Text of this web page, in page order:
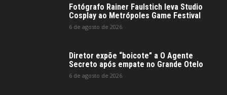
Fotógrafo Rainer Faulstich leva Studio
Cosplay ao Metrópoles Game Festival
6 de agosto de 2026
Diretor expõe “boicote” a O Agente
Secreto após empate no Grande Otelo
6 de agosto de 2026